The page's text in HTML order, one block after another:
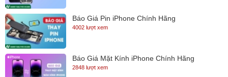
màu.
Báo Giá Pin iPhone Chính Hãng
4002 lượt xem
Báo Giá Mặt Kính iPhone Chính Hãng
2848 lượt xem